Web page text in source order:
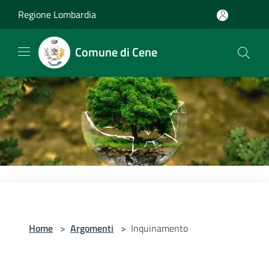
Regione Lombardia
Comune di Cene
Home > Argomenti > Inquinamento